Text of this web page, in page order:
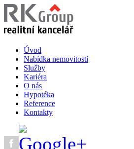
Úvod
Nabídka nemovitostí
Služby
Kariéra
O nás
Hypotéka
Reference
Kontakty